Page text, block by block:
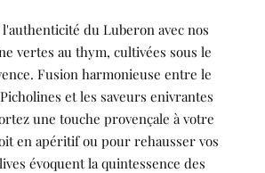
l'authenticité du Luberon avec nos
vertes au thym, cultivées sous le
Fusion harmonieuse entre le
et les saveurs enivrantes
une touche provençale à votre
en apéritif ou pour rehausser vos
évoquent la quintessence des